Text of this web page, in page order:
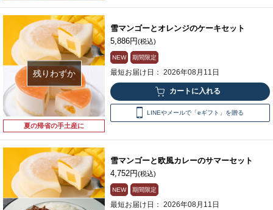
残りわずか
夏の帰省の手土産に
雪マンゴーとオレンジのケーキセット
5,886円(税込)
NEW 期間限定
最短お届け日： 2026年08月11日
LINEやメールで「eギフト」を贈る
雪マンゴーと欧風カレーのサマーセット
4,752円(税込)
NEW 期間限定
最短お届け日： 2026年08月11日